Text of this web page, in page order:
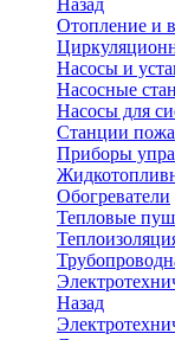
Назад
Отопление и
Насосы и
Насосные
Насосы для
Станции
Приборы
Обогреватели
Тепловые
Назад